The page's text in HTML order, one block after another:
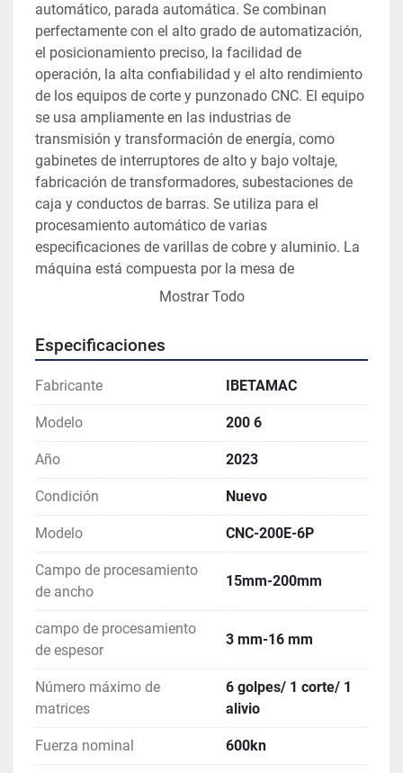
automático, parada automática. Se combinan
perfectamente con el alto grado de automatización,
el posicionamiento preciso, la facilidad de
operación, la alta confiabilidad y el alto rendimiento
de los equipos de corte y punzonado CNC. El equipo
se usa ampliamente en las industrias de
transmisión y transformación de energía, como
gabinetes de interruptores de alto y bajo voltaje,
fabricación de transformadores, subestaciones de
caja y conductos de barras. Se utiliza para el
procesamiento automático de varias
especificaciones de varillas de cobre y aluminio. La
máquina está compuesta por la mesa de
alimentación, el ensamblaje del molde, la mesa de
Esta máquina es una unidad de mecanizado
tridimensional compuesta por un servosistema CNC
procesamiento de energía hidráulica. Puede
cooperar entre sí para completar el punzonado,
corte, estampado, biselado y otros procesos de
varillas de cobre y aluminio. No hay necesidad de
intervención manual durante el procesamiento y
tiene las ventajas de velocidad de procesamiento y
alta precisión. La interfaz de operación de la
máquina es clara, intuitiva y fácil de entender,
evitando errores de operación humana, alta
eficiencia y bajos requisitos para los operadores.
Los componentes de control son todos de marcas
de renombre internacional, lo que reduce la tasa de
fallas en el uso posterior del equipo.
Mostrar Todo
Especificaciones
Fabricante IBETAMAC
Modelo 200 6
Año 2023
Condición Nuevo
Modelo CNC-200E-6P
Campo de procesamiento
de ancho
15mm-200mm
campo de procesamiento
de espesor
3 mm-16 mm
Número máximo de
matrices
6 golpes/ 1 corte/ 1
alivio
Fuerza nominal 600kn